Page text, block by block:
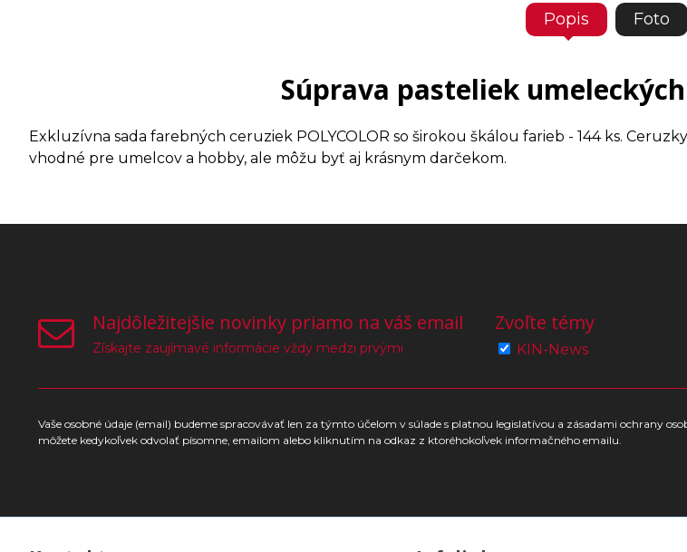
Popis Foto
Súprava pasteliek
Exkluzívna sada farebných ceruziek POLYCOLOR so širokou škálou farieb - 144 ks.
vhodné pre umelcov a hobby, ale môžu byť aj krásnym darčekom.
Najdôležitejšie novinky priamo na váš email
Získajte zaujímavé informácie vždy medzi prvými
Zvoľte témy
KIN-News
Vaše osobné údaje (email) budeme spracovávať len za týmto účelom v súlade s platnou legislatívou a zásadami ochrany
môžete kedykoľvek odvolať písomne, emailom alebo kliknutím na odkaz z ktoréhokoľvek informačného emailu.